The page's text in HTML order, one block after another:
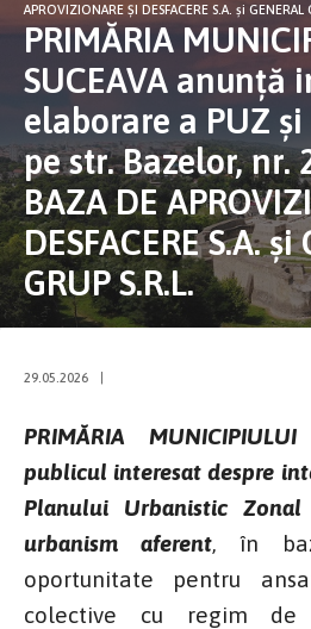
APROVIZIONARE ȘI DESFACERE S.A. și GENERAL
PRIMĂRIA
SUCEAVA anunţă
elaborare a PUZ
pe str. Bazelor,
BAZA DE
DESFACERE S.A. și
GRUP S.R.L.
29.05.2026
PRIMĂRIA
publicul interesat despre
Planului Urbanistic
urbanism aferent, în
oportunitate pentru
colective cu regim de